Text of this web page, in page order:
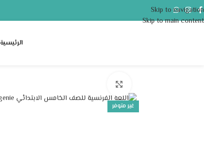
Skip to navigation
Skip to main content
الرئيسية
غير متوفر